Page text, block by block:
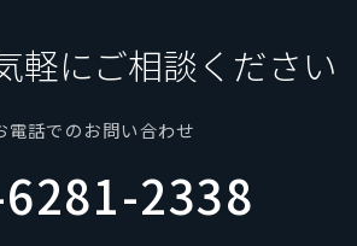
軽にご相談ください
電話でのお問い合わせ
2338